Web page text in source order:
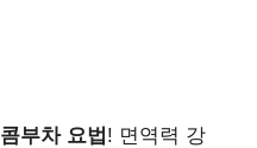
콤부차 요법 ! 면역력 강